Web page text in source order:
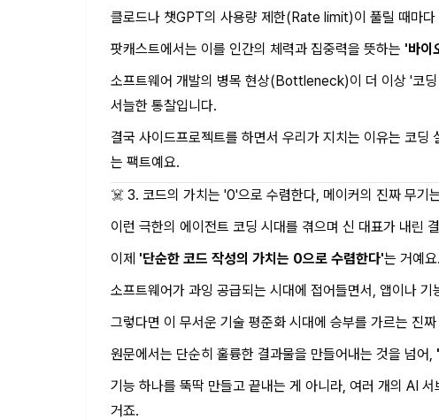
클로드나 챗GPT의 사용량 제한(Rate limit)이 풀릴 때마
팟캐스트에서는 이를 인간의 체력과 집중력을 뜻하는 '바
소프트웨어 개발의 병목 현상(Bottleneck)이 더 이상 '코딩
서늘한 통찰입니다.
결국 사이드프로젝트를 하면서 우리가 지치는 이유는 코
는 팩트예요.
☠️ 3. 코드의 가치는 '0'으로 수렴한다, 메이커의 진짜 무기
이런 극한의 에이전트 코딩 시대를 겪으며 신 대표가 내린
이제 '단순한 코드 작성의 가치는 0으로 수렴한다'는 거예요.
소프트웨어가 과잉 공급되는 시대에 접어들면서, 앱이나
그렇다면 이 무서운 기술 평준화 시대에 승부를 가르는 진
원문에서는 단순히 훌륭한 결과물을 만들어내는 것을 넘어,
기능 하나를 뚝딱 만들고 끝내는 게 아니라, 여러 개의 AI
거죠.